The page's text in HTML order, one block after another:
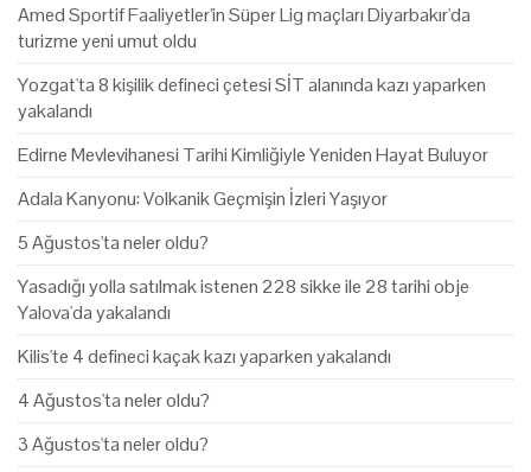
Amed Sportif Faaliyetler'in Süper Lig maçları Diyarbakır'da
turizme yeni umut oldu
Yozgat'ta 8 kişilik defineci çetesi SİT alanında kazı yaparken
yakalandı
Edirne Mevlevihanesi Tarihi Kimliğiyle Yeniden Hayat Buluyor
Adala Kanyonu: Volkanik Geçmişin İzleri Yaşıyor
5 Ağustos'ta neler oldu?
Yasadığı yolla satılmak istenen 228 sikke ile 28 tarihi obje
Yalova'da yakalandı
Kilis'te 4 defineci kaçak kazı yaparken yakalandı
4 Ağustos'ta neler oldu?
3 Ağustos'ta neler oldu?